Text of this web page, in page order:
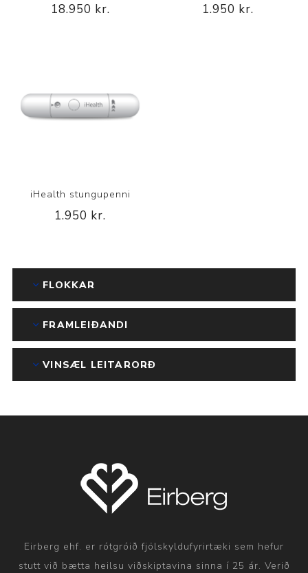
18.950 kr. 1.950 kr.
iHealth stungupenni
1.950 kr.
FLOKKAR
FRAMLEIÐANDI
VINSÆL LEITARORÐ
Eirberg ehf. er rótgróið fjölskyldufyrirtæki sem hefur
stutt við bætta heilsu viðskiptavina sinna í 25 ár. Verið